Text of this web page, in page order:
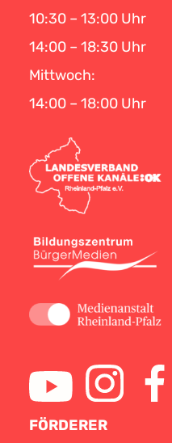
10:30 – 13:00 Uhr
14:00 – 18:30 Uhr
Mittwoch:
14:00 – 18:00 Uhr
FÖRDERER